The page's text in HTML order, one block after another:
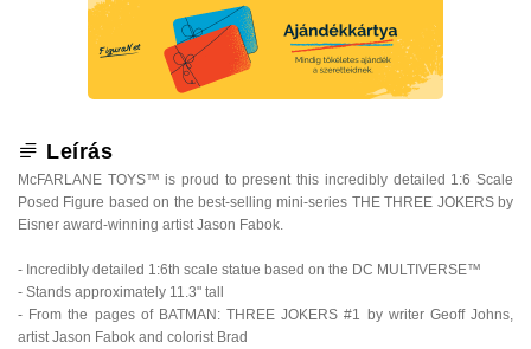
Leírás
McFARLANE TOYS™ is proud to present this incredibly detailed 1:6 Scale
Posed Figure based on the best-selling mini-series THE THREE JOKERS by
Eisner award-winning artist Jason Fabok.
- Incredibly detailed 1:6th scale statue based on the DC MULTIVERSE™
- Stands approximately 11.3" tall
- From the pages of BATMAN: THREE JOKERS #1 by writer Geoff Johns,
artist Jason Fabok and colorist Brad